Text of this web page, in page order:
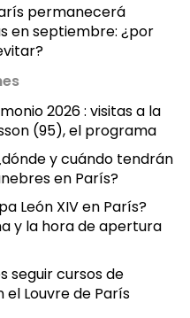
permanecerá
en septiembre: ¿por
2026 : visitas a la
(95), el programa
y cuándo tendrán
en París?
León XIV en París?
y la hora de apertura
seguir cursos de
Louvre de París